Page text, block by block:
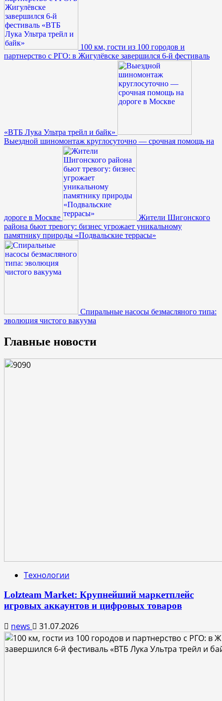
100 км, гости из 100 городов и
партнерство с РГО: в Жигулёвске завершился 6-й фестиваль
«ВТБ Лука Ультра трейл и байк»
Выездной шиномонтаж круглосуточно — срочная помощь на
дороге в Москве
Жители Шигонского
района бьют тревогу: бизнес угрожает уникальному
памятнику природы «Подвальские террасы»
Спиральные насосы безмасляного типа:
эволюция чистого вакуума
Главные новости
Технологии
Lolzteam Market: Крупнейший маркетплейс
игровых аккаунтов и цифровых товаров
news 31.07.2026